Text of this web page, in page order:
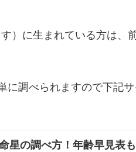
）に生まれている方は、
調べられますので下記
星の調べ方！年齢早見表も